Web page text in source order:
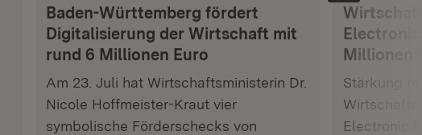
Baden-Württemberg fördert
Digitalisierung der Wirtschaft mit
rund 6 Millionen Euro
Am 23. Juli hat Wirtschaftsministerin Dr.
Nicole Hoffmeister-Kraut vier
symbolische Förderschecks von
Millionen
Stärkung
Electronic